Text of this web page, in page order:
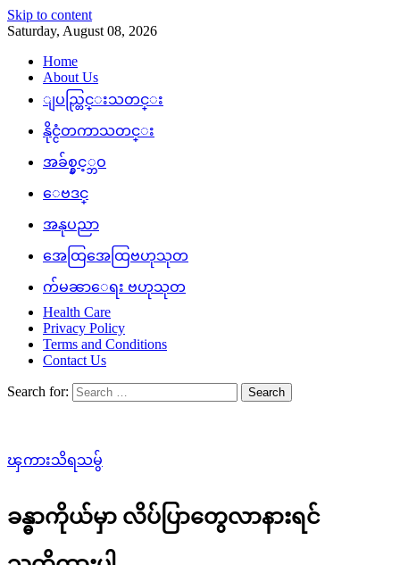
Skip to content
Saturday, August 08, 2026
Home
About Us
ျပည္တြင္းသတင္း
နိုင္ငံတကာသတင္း
အခ်စ္နွင့္ဘဝ
ေဗဒင္
အနုပညာ
အေထြအေထြဗဟုသုတ
က်မၼာေရး ဗဟုသုတ
Health Care
Privacy Policy
Terms and Conditions
Contact Us
Search for:
ၾကားသိရသမွ်
ခန္ဓာကိုယ်မှာ လိပ်ပြာတွေလာနားရင်